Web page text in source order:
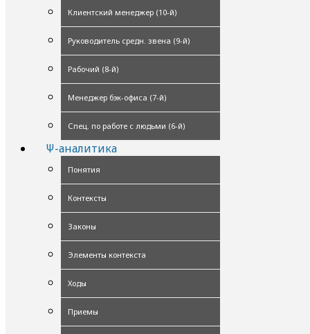
Клиентский менеджер (10-й)
Руководитель средн. звена (9-й)
Рабочий (8-й)
Менеджер бэк-офиса (7-й)
Спец. по работе с людьми (6-й)
Ψ-аналитика
Понятия
Контексты
Законы
Элементы контекста
Ходы
Приемы